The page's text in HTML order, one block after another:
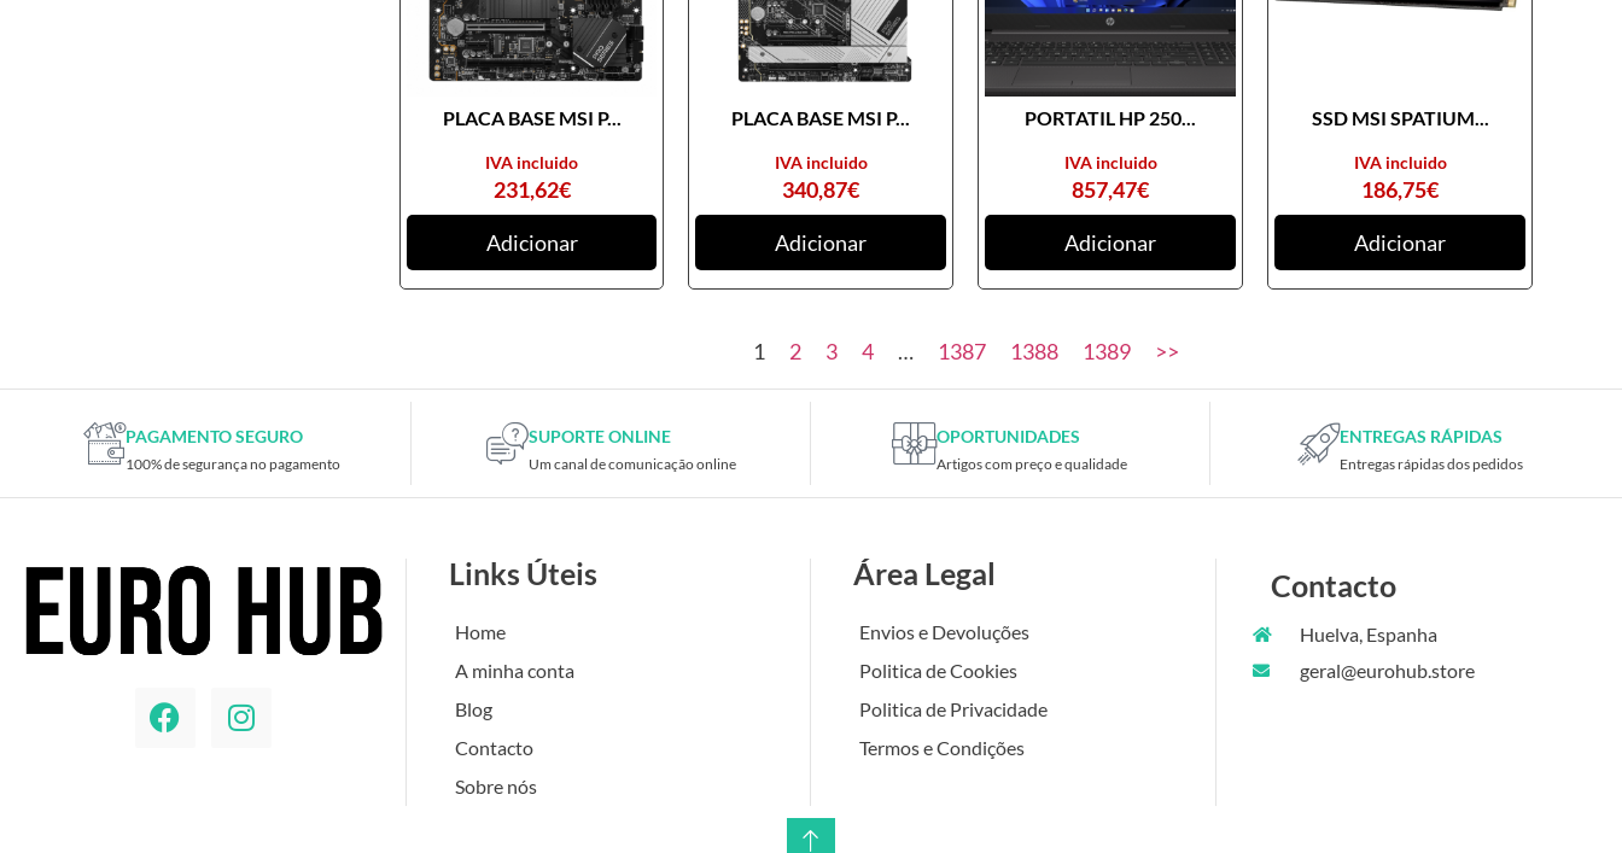
Processadores
SAIS
Ventoínhas
Computadores
Mini-PCs
Outros computadores
Portáteis
PLACA BASE MSI P...
231,62€
IVA incluido
Adicionar
PLACA BASE MSI P...
340,87€
IVA incluido
Adicionar
PORTATIL HP 250...
857,47€
IVA incluido
Adicionar
SSD MSI SPATIUM...
186,75€
IVA incluido
Adicionar
1 2 3 4 … 1387 1388 1389 >>
PAGAMENTO SEGURO
100% de segurança no pagamento
SUPORTE ONLINE
Um canal de comunicação online
OPORTUNIDADES
Artigos com preço e qualidade
ENTREGAS RÁPIDAS
Entregas rápidas dos pedidos
Links Úteis
Home
A minha conta
Blog
Contacto
Sobre nós
Área Legal
Envios e Devoluções
Politica de Cookies
Politica de Privacidade
Termos e Condições
Contacto
Huelva, Espanha
geral@eurohub.store